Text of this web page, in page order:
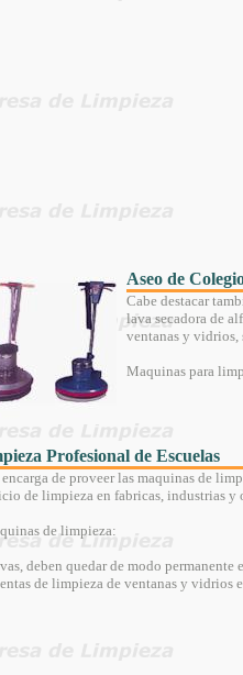
Aseo de
Cabe destacar
lava secadora de
ventanas y vidrios,
Maquinas para
Profesional de Escuelas
encarga de proveer las maquinas de
de limpieza en fabricas, industrias y
de limpieza:
deben quedar de modo
de limpieza de ventanas y vidrios